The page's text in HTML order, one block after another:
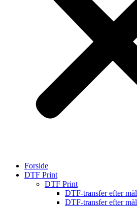
Forside
DTF Print
DTF Print
DTF-transfer efter
DTF-transfer efter